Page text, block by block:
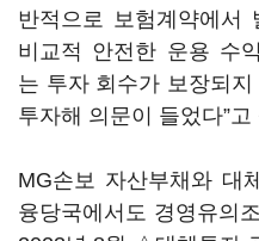
반적으로 보험계약에서
비교적 안전한 운용 수
는 투자 회수가 보장되
투자해 의문이 들었다”
MG손보 자산부채와 대
융당국에서도 경영유의